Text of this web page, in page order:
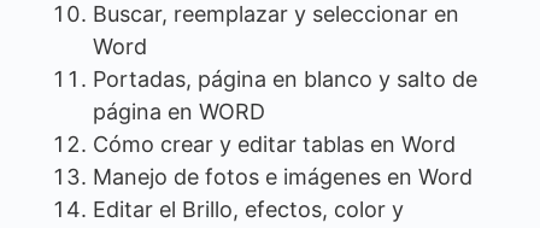
Buscar, reemplazar y seleccionar en
Word
Portadas, página en blanco y salto de
página en WORD
Cómo crear y editar tablas en Word
Manejo de fotos e imágenes en Word
Editar el Brillo, efectos, color y